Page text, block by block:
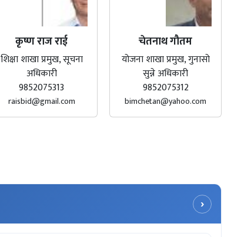
कृष्ण राज राई
शिक्षा शाखा प्रमुख, सूचना
अधिकारी
9852075313
raisbid@gmail.com
चेतनाथ गौतम
योजना शाखा प्रमुख, गुनासो
सुन्ने अधिकारी
9852075312
bimchetan@yahoo.com
›